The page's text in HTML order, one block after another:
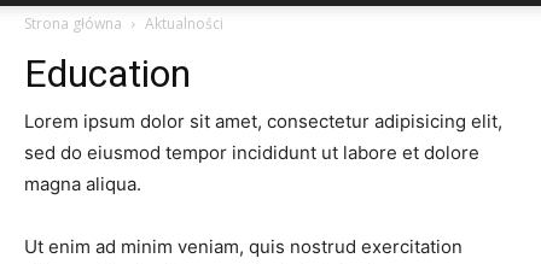
Strona główna Aktualności
Education
Lorem ipsum dolor sit amet, consectetur adipisicing elit,
sed do eiusmod tempor incididunt ut labore et dolore
magna aliqua.
Ut enim ad minim veniam, quis nostrud exercitation